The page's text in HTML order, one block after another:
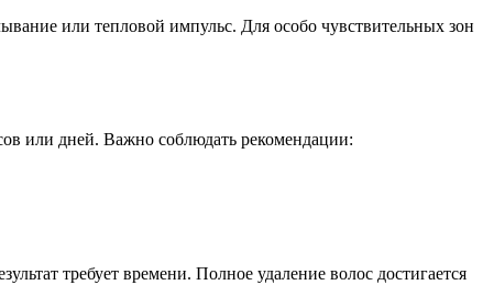
или тепловой импульс. Для особо чувствительных зон
или дней. Важно соблюдать рекомендации:
требует времени. Полное удаление волос достигается